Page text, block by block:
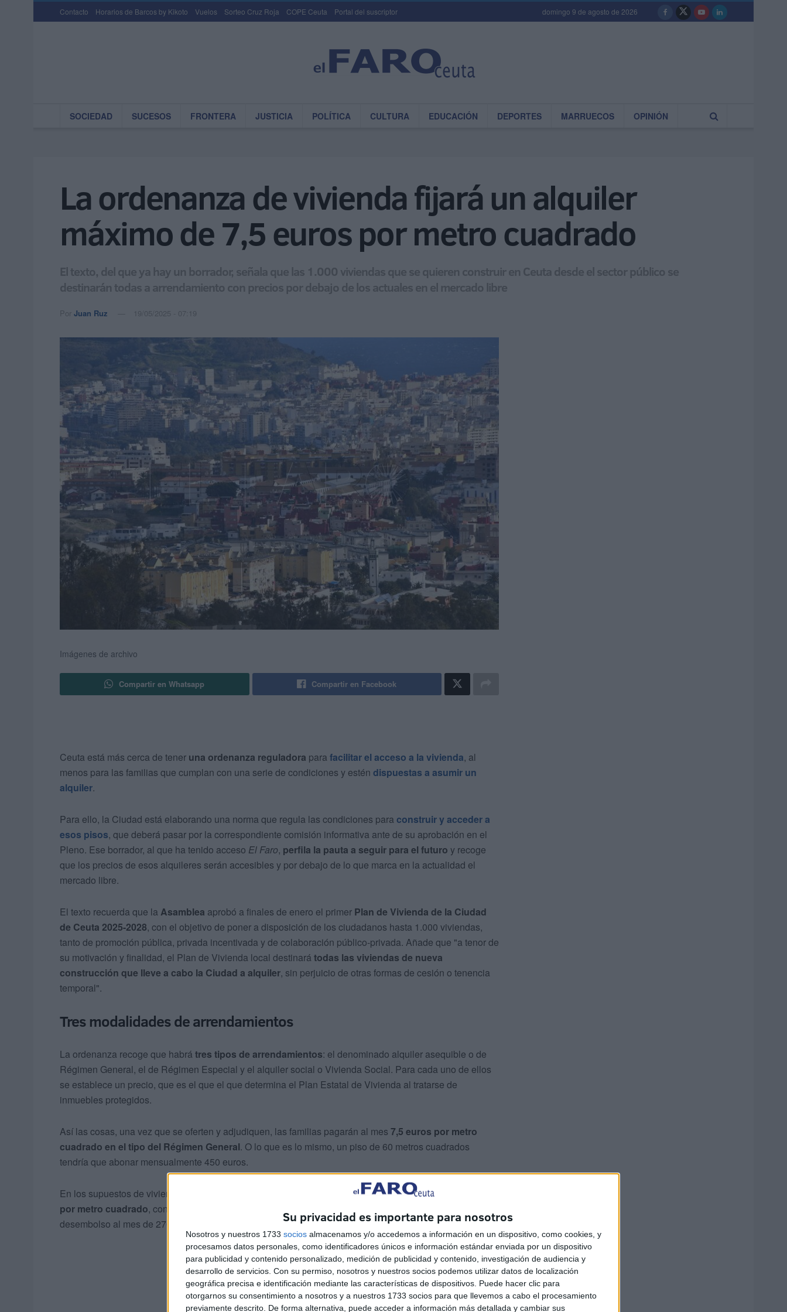
Su privacidad es importante para nosotros
Nosotros y nuestros 1733 socios almacenamos y/o accedemos a información en un dispositivo, como cookies, y
procesamos datos personales, como identificadores únicos e información estándar enviada por un dispositivo
para publicidad y contenido personalizado, medición de publicidad y contenido, investigación de audiencia y
desarrollo de servicios. Con su permiso, nosotros y nuestros socios podemos utilizar datos de localización
geográfica precisa e identificación mediante las características de dispositivos. Puede hacer clic para
otorgarnos su consentimiento a nosotros y a nuestros 1733 socios para que llevemos a cabo el procesamiento
previamente descrito. De forma alternativa, puede acceder a información más detallada y cambiar sus
Contacto Horarios de Barcos by Kikoto Vuelos Sorteo Cruz Roja COPE Ceuta Portal del suscriptor domingo 9 de agosto de 2026
SOCIEDAD SUCESOS FRONTERA JUSTICIA POLÍTICA CULTURA EDUCACIÓN DEPORTES MARRUECOS OPINIÓN
La ordenanza de vivienda fijará un alquiler
máximo de 7,5 euros por metro cuadrado
El texto, del que ya hay un borrador, señala que las 1.000 viviendas que se quieren construir en Ceuta desde el sector público se
destinarán todas a arrendamiento con precios por debajo de los actuales en el mercado libre
Por Juan Ruz 19/05/2025 - 07:19
Imágenes de archivo
Compartir en Whatsapp Compartir en Facebook
Ceuta está más cerca de tener una ordenanza reguladora para facilitar el acceso a la vivienda, al
menos para las familias que cumplan con una serie de condiciones y estén dispuestas a asumir un
alquiler.
Para ello, la Ciudad está elaborando una norma que regula las condiciones para construir y acceder a
esos pisos, que deberá pasar por la correspondiente comisión informativa ante de su aprobación en el
Pleno. Ese borrador, al que ha tenido acceso El Faro, perfila la pauta a seguir para el futuro y recoge
que los precios de esos alquileres serán accesibles y por debajo de lo que marca en la actualidad el
mercado libre.
El texto recuerda que la Asamblea aprobó a finales de enero el primer Plan de Vivienda de la Ciudad
de Ceuta 2025-2028, con el objetivo de poner a disposición de los ciudadanos hasta 1.000 viviendas,
tanto de promoción pública, privada incentivada y de colaboración público-privada. Añade que "a tenor de
su motivación y finalidad, el Plan de Vivienda local destinará todas las viviendas de nueva
construcción que lleve a cabo la Ciudad a alquiler, sin perjuicio de otras formas de cesión o tenencia
temporal".
Tres modalidades de arrendamientos
La ordenanza recoge que habrá tres tipos de arrendamientos: el denominado alquiler asequible o de
Régimen General, el de Régimen Especial y el alquiler social o Vivienda Social. Para cada uno de ellos
se establece un precio, que es el que el que determina el Plan Estatal de Vivienda al tratarse de
inmuebles protegidos.
Así las cosas, una vez que se oferten y adjudiquen, las familias pagarán al mes 7,5 euros por metro
cuadrado en el tipo del Régimen General. O lo que es lo mismo, un piso de 60 metros cuadrados
tendría que abonar mensualmente 450 euros.
En los supuestos de viviendas incluidas en el , esa cantidad baja hasta los
por metro cuadrado, con lo que el mismo inmueble de 60 metros cuadrados, por ejemplo, supondría un
desembolso al mes de 270 euros.